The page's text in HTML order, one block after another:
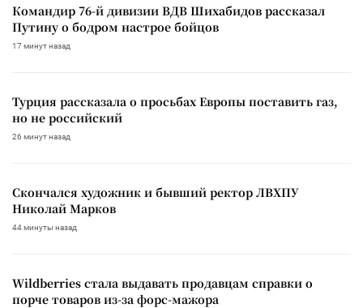
Командир 76-й дивизии ВДВ Шихабидов рассказал
Путину о бодром настрое бойцов
17 минут назад
Турция рассказала о просьбах Европы поставить газ,
но не российский
26 минут назад
Скончался художник и бывший ректор ЛВХПУ
Николай Марков
44 минуты назад
Wildberries стала выдавать продавцам справки о
порче товаров из-за форс-мажора